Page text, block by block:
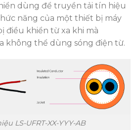
dùng để truyền tải tín hiệu
năng của một thiết bị máy
điều khiển từ xa khi mà
không thể dùng sóng điện từ.
LS-UFRT-XX-YYY-AB